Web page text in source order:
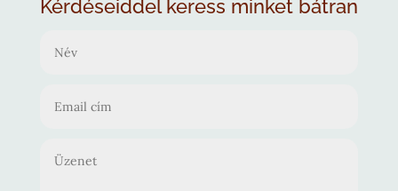
Kérdéseiddel keress minket bátran